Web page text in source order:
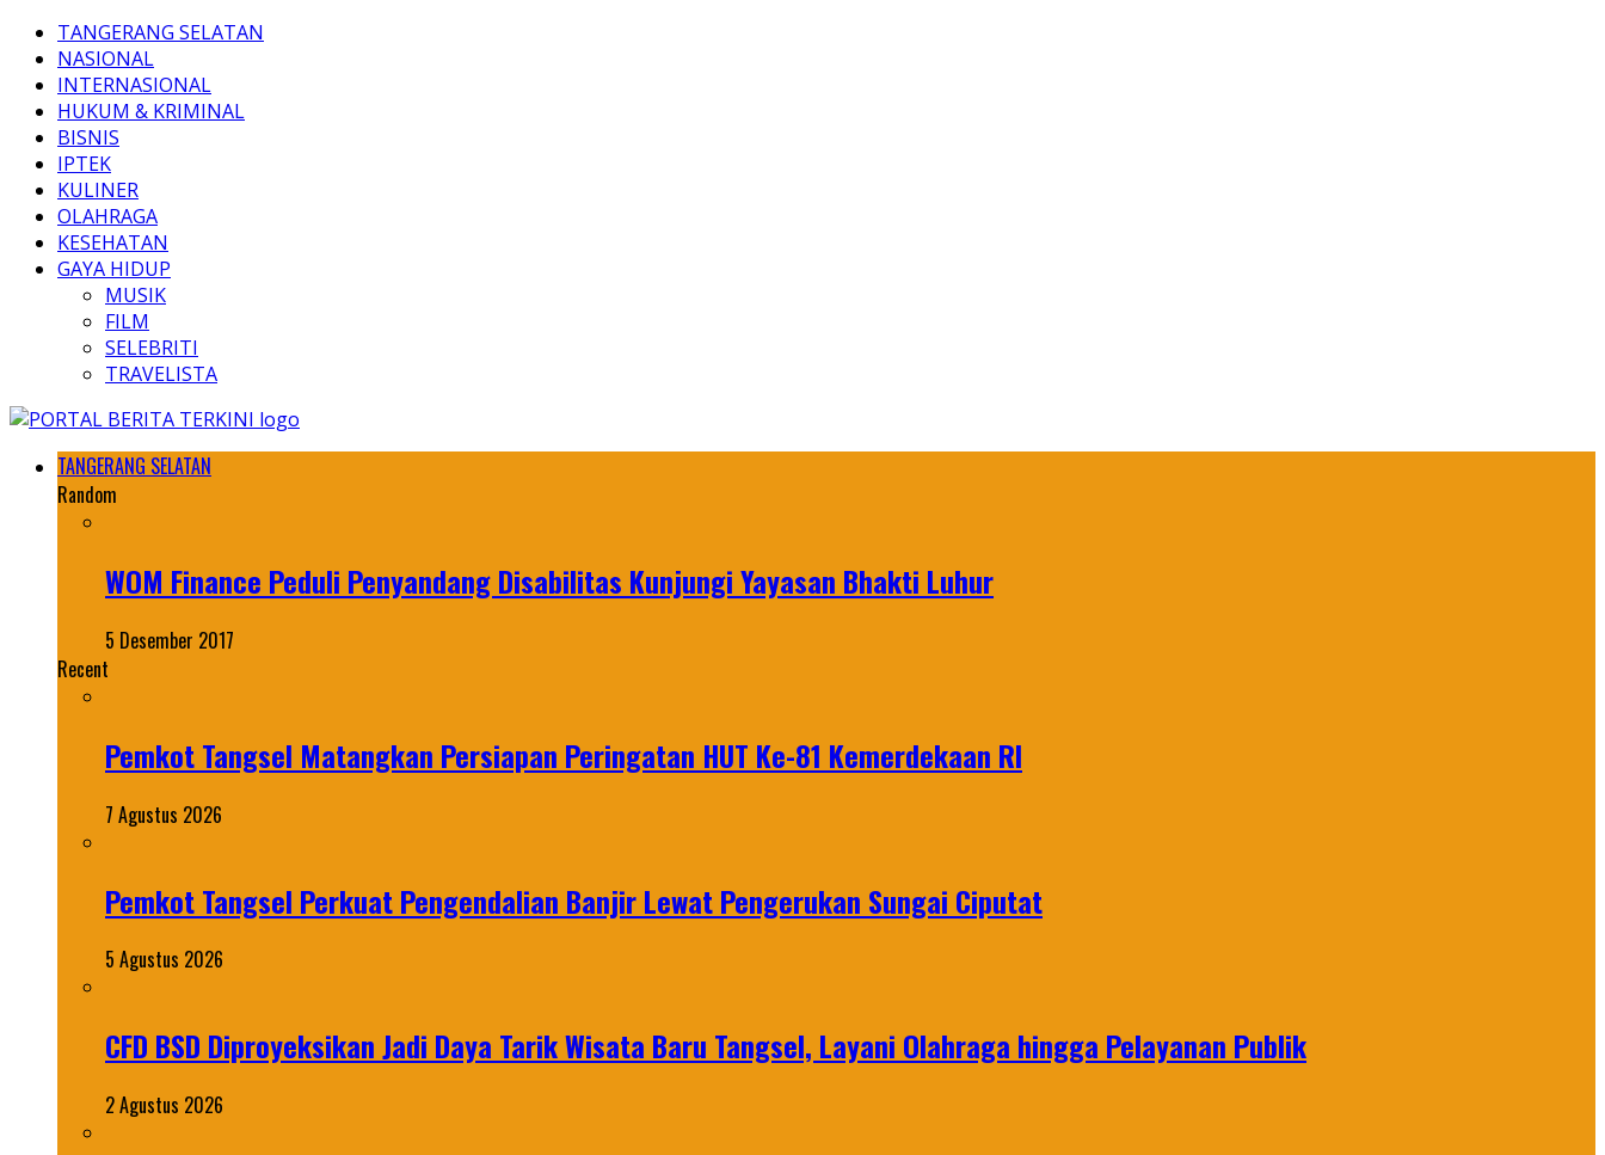
TANGERANG SELATAN
NASIONAL
INTERNASIONAL
HUKUM & KRIMINAL
BISNIS
IPTEK
KULINER
OLAHRAGA
KESEHATAN
GAYA HIDUP
MUSIK
FILM
SELEBRITI
TRAVELISTA
TANGERANG SELATAN
Random
WOM Finance Peduli Penyandang Disabilitas Kunjungi Yayasan Bhakti Luhur
5 Desember 2017
Recent
Pemkot Tangsel Matangkan Persiapan Peringatan HUT Ke-81 Kemerdekaan RI
7 Agustus 2026
Pemkot Tangsel Perkuat Pengendalian Banjir Lewat Pengerukan Sungai Ciputat
5 Agustus 2026
CFD BSD Diproyeksikan Jadi Daya Tarik Wisata Baru Tangsel, Layani Olahraga hingga Pelayanan Publik
2 Agustus 2026